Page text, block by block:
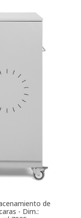
de
- Dim.: